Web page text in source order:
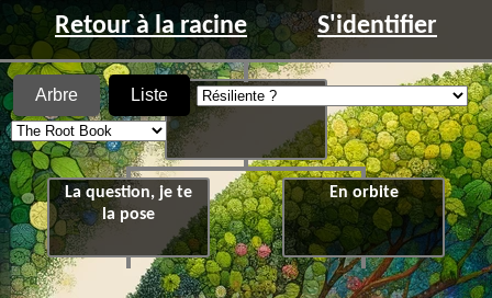
Retour à la racine S'identifier
Arbre Liste Résiliente ?
La question, je te
la pose
En orbite